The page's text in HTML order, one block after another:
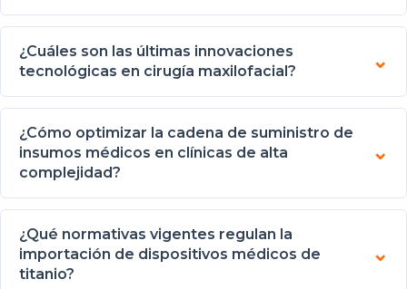
¿Cuáles son las últimas innovaciones
tecnológicas en cirugía maxilofacial?
¿Cómo optimizar la cadena de suministro de
insumos médicos en clínicas de alta
complejidad?
¿Qué normativas vigentes regulan la
importación de dispositivos médicos de
titanio?